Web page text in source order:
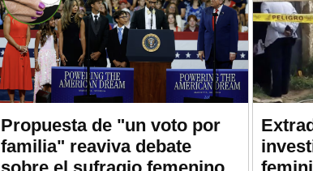
Propuesta de "un voto por
familia" reaviva debate